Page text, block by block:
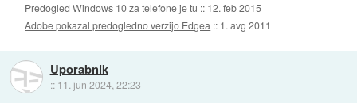
Predogled Windows 10 za telefone je tu :: 12. feb 2015
Adobe pokazal predogledno verzijo Edgea :: 1. avg 2011
Uporabnik
:: 11. jun 2024, 22:23